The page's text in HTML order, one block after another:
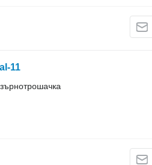
11